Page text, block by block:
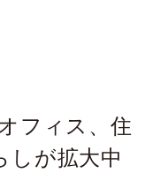
フィス、住
しが拡大中